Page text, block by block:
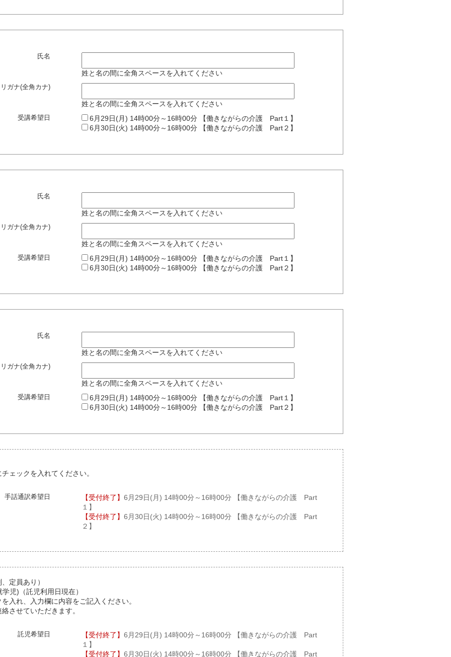
氏名
姓と名の間に全角スペースを入れてください
ガナ(全角カナ)
姓と名の間に全角スペースを入れてください
受講希望日
6月29日(月) 14時00分～16時00分 【働きながらの介護 Part１】
6月30日(火) 14時00分～16時00分 【働きながらの介護 Part２】
氏名
姓と名の間に全角スペースを入れてください
ガナ(全角カナ)
姓と名の間に全角スペースを入れてください
受講希望日
6月29日(月) 14時00分～16時00分 【働きながらの介護 Part１】
6月30日(火) 14時00分～16時00分 【働きながらの介護 Part２】
氏名
姓と名の間に全角スペースを入れてください
ガナ(全角カナ)
姓と名の間に全角スペースを入れてください
受講希望日
6月29日(月) 14時00分～16時00分 【働きながらの介護 Part１】
6月30日(火) 14時00分～16時00分 【働きながらの介護 Part２】
ェックを入れてください。
手話通訳希望日
6月29日(月) 14時00分～16時00分 【働きながらの介護 Part
１】
6月30日(火) 14時00分～16時00分 【働きながらの介護 Part
２】
定員あり）
児)（託児利用日現在）
入れ、入力欄に内容をご記入ください。
させていただきます。
託児希望日
6月29日(月) 14時00分～16時00分 【働きながらの介護 Part
１】
6月30日(火) 14時00分～16時00分 【働きながらの介護 Part